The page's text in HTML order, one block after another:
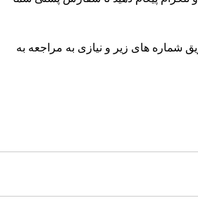
شماره های زیر و نیازی به مراجعه به